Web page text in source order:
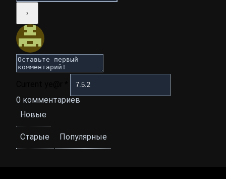
0 комментариев
Новые
Старые Популярные